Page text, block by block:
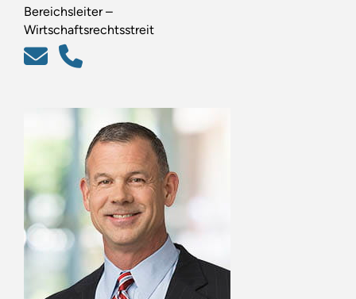
Bereichsleiter –
Wirtschaftsrechtsstreit